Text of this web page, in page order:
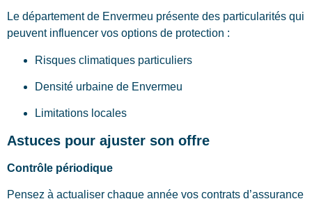
Le département de Envermeu présente des particularités qui
peuvent influencer vos options de protection :
Risques climatiques particuliers
Densité urbaine de Envermeu
Limitations locales
Astuces pour ajuster son offre
Contrôle périodique
Pensez à actualiser chaque année vos contrats d’assurance